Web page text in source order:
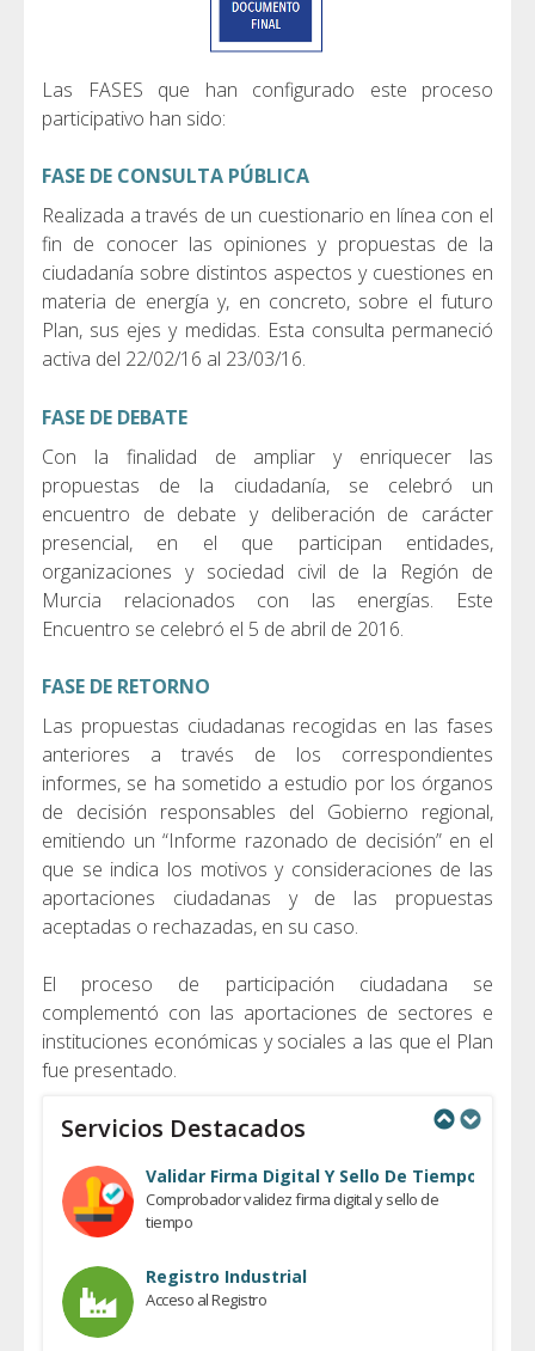
Las FASES que han configurado este proceso
participativo han sido:
FASE DE CONSULTA PÚBLICA
Realizada a través de un cuestionario en línea con el
fin de conocer las opiniones y propuestas de la
ciudadanía sobre distintos aspectos y cuestiones en
materia de energía y, en concreto, sobre el futuro
Plan, sus ejes y medidas. Esta consulta permaneció
activa del 22/02/16 al 23/03/16.
FASE DE DEBATE
Con la finalidad de ampliar y enriquecer las
propuestas de la ciudadanía, se celebró un
encuentro de debate y deliberación de carácter
presencial, en el que participan entidades,
organizaciones y sociedad civil de la Región de
Murcia relacionados con las energías. Este
Encuentro se celebró el 5 de abril de 2016.
FASE DE RETORNO
Las propuestas ciudadanas recogidas en las fases
anteriores a través de los correspondientes
informes, se ha sometido a estudio por los órganos
de decisión responsables del Gobierno regional,
emitiendo un “Informe razonado de decisión” en el
que se indica los motivos y consideraciones de las
aportaciones ciudadanas y de las propuestas
aceptadas o rechazadas, en su caso.
El proceso de participación ciudadana se
complementó con las aportaciones de sectores e
instituciones económicas y sociales a las que el Plan
fue presentado.
Servicios Destacados
Validar Firma Digital Y Sello De Tiempo
Comprobador validez firma digital y sello de
tiempo
Registro Industrial
Acceso al Registro
Previous